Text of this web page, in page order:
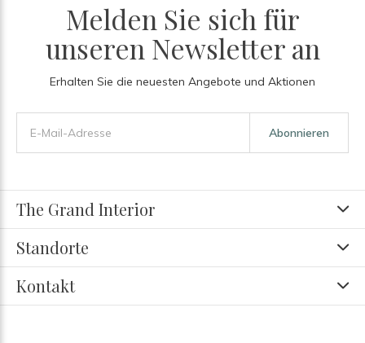
Melden Sie sich für
unseren Newsletter an
Erhalten Sie die neuesten Angebote und Aktionen
Abonnieren
The Grand Interior
Standorte
Kontakt